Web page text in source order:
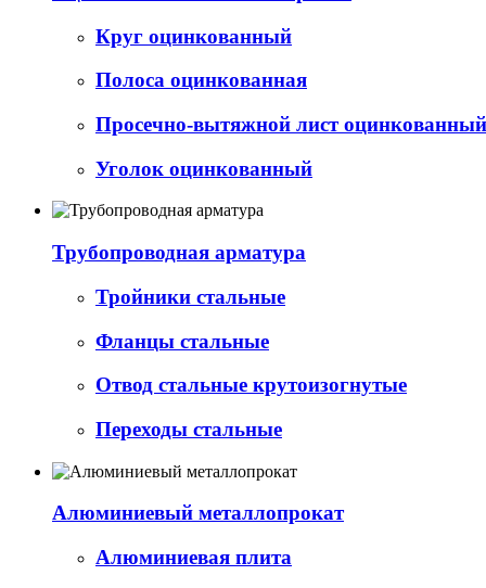
Круг оцинкованный
Полоса оцинкованная
Просечно-вытяжной лист
Уголок оцинкованный
Трубопроводная арматура
Тройники стальные
Фланцы стальные
Отвод стальные крутоизогнутые
Переходы стальные
Алюминиевый металлопрокат
Алюминиевая плита